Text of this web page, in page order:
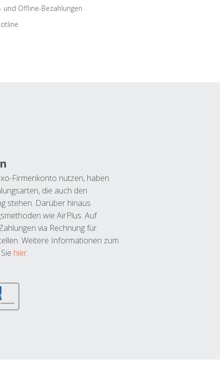
und Offline-Bezahlungen
Firmenkonto nutzen, haben
die auch den
stehen. Darüber hinaus
wie AirPlus. Auf
via Rechnung für
Weitere Informationen zum
hier.